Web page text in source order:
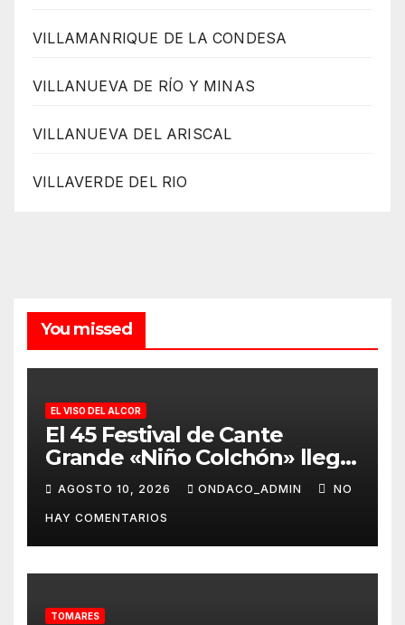
VILLAMANRIQUE DE LA CONDESA
VILLANUEVA DE RÍO Y MINAS
VILLANUEVA DEL ARISCAL
VILLAVERDE DEL RIO
You missed
EL VISO DEL ALCOR
El 45 Festival de Cante
Grande «Niño Colchón» llega
el sábado 3 de octubre, a las
21.30 h, al Viso del Alcor
AGOSTO 10, 2026 ONDACO_ADMIN NO
HAY COMENTARIOS
TOMARES